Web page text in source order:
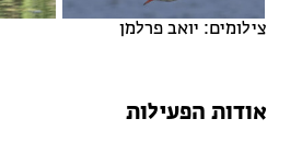
צילומים: יואב פרלמן
אודות הפעילות